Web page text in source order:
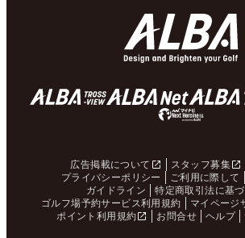
広告掲載について スタッフ募集
プライバシーポリシー
ご利用に際して
ガイドライン
特定商取引法に基
ゴルフ場予約サービス利用規約
マイページ
ポイント利用規約
お問合せ ヘルプ